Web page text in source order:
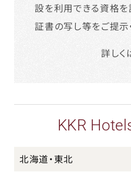
設を利用できる資格
証書の写し等をご提示
詳しく
KKR
北海道・東北